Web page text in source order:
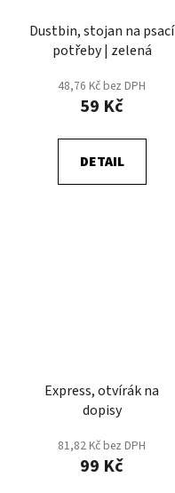
Dustbin, stojan na psací
potřeby | zelená
48,76 Kč bez DPH
59 Kč
DETAIL
Express, otvírák na
dopisy
81,82 Kč bez DPH
99 Kč